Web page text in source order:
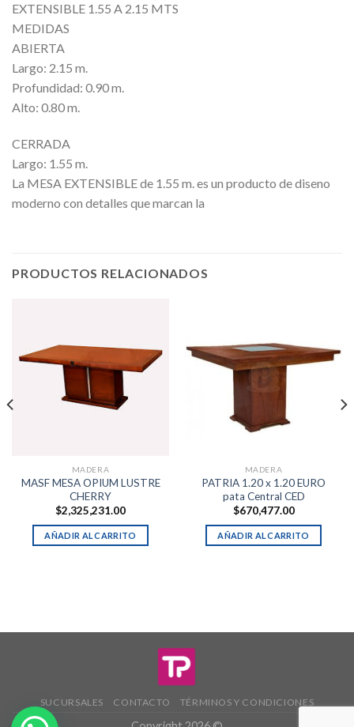
EXTENSIBLE 1.55 A 2.15 MTS
MEDIDAS
ABIERTA
Largo: 2.15 m.
Profundidad: 0.90 m.
Alto: 0.80 m.
CERRADA
Largo: 1.55 m.
La MESA EXTENSIBLE de 1.55 m. es un producto de diseno
moderno con detalles que marcan la
PRODUCTOS RELACIONADOS
MADERA
MASF MESA OPIUM LUSTRE
CHERRY
$2,325,231.00
AÑADIR AL CARRITO
MADERA
PATRIA 1.20 x 1.20 EURO
pata Central CED
$670,477.00
AÑADIR AL CARRITO
SUCURSALES CONTACTO TÉRMINOS Y CONDICIONES